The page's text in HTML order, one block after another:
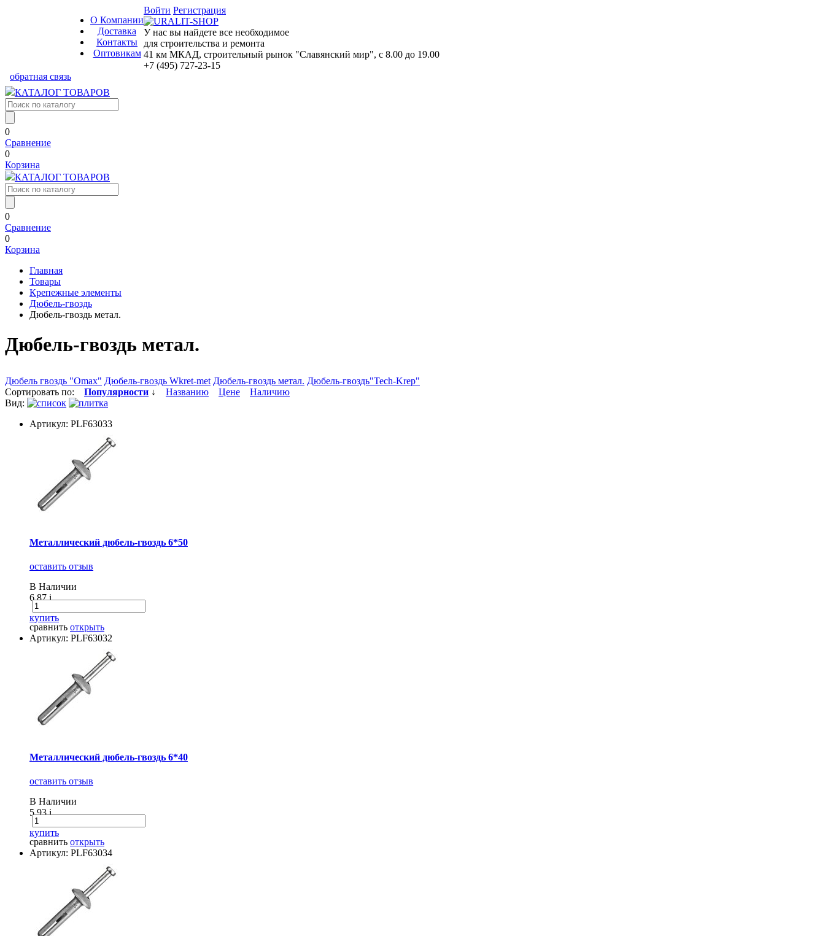
О Компании
Доставка
Контакты
Оптовикам
Войти Регистрация
У нас вы найдете все необходимое
для строительства и ремонта
41 км МКАД, строительный рынок "Славянский мир", с 8.00 до 19.00
+7 (495) 727-23-15
обратная связь
КАТАЛОГ ТОВАРОВ
0
Сравнение
0
Корзина
КАТАЛОГ ТОВАРОВ
0
Сравнение
0
Корзина
Главная
Товары
Крепежные элементы
Дюбель-гвоздь
Дюбель-гвоздь метал.
Дюбель-гвоздь метал.
Дюбель гвоздь "Omax" Дюбель-гвоздь Wkret-met Дюбель-гвоздь метал. Дюбель-гвоздь"Tech-Krep"
Сортировать по: Популярности ↓ Названию Цене
Наличию
Вид:
Артикул: PLF63033
Металлический дюбель-гвоздь 6*50
оставить отзыв
В Наличии
6.87i
купить
сравнить открыть
Артикул: PLF63032
Металлический дюбель-гвоздь 6*40
оставить отзыв
В Наличии
5.93i
купить
сравнить открыть
Артикул: PLF63034